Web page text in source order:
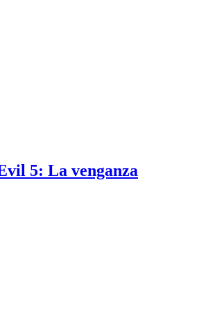
5: La venganza